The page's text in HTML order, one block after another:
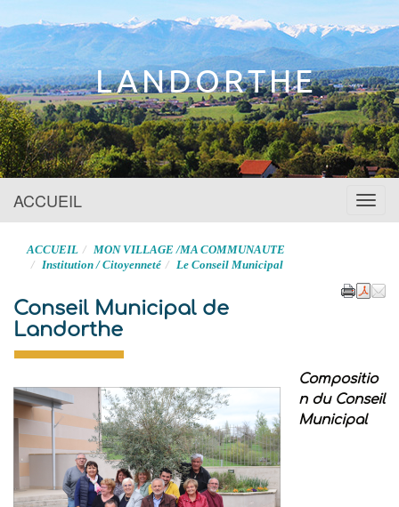
LANDORTHE
Menu
ACCUEIL
ACCUEIL
MON VILLAGE /MA COMMUNAUTE
Institution / Citoyenneté
Le Conseil Municipal
Conseil Municipal de
Landorthe
Compositio
n du Conseil
Municipal